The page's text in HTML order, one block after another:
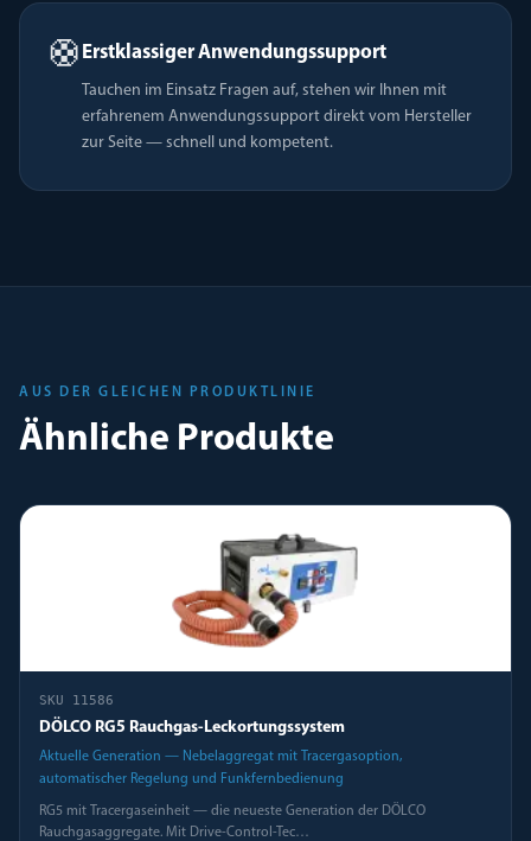
🛟 Erstklassiger Anwendungssupport
Tauchen im Einsatz Fragen auf, stehen wir Ihnen mit
erfahrenem Anwendungssupport direkt vom Hersteller
zur Seite — schnell und kompetent.
AUS DER GLEICHEN PRODUKTLINIE
Ähnliche Produkte
SKU 11586
DÖLCO RG5 Rauchgas-Leckortungssystem
Aktuelle Generation — Nebelaggregat mit Tracergasoption,
automatischer Regelung und Funkfernbedienung
RG5 mit Tracergaseinheit — die neueste Generation der DÖLCO
Rauchgasaggregate. Mit Drive-Control-Tec…